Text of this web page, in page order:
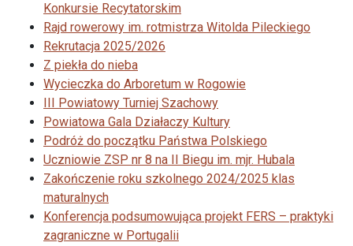
Konkursie Recytatorskim
Rajd rowerowy im. rotmistrza Witolda Pileckiego
Rekrutacja 2025/2026
Z piekła do nieba
Wycieczka do Arboretum w Rogowie
III Powiatowy Turniej Szachowy
Powiatowa Gala Działaczy Kultury
Podróż do początku Państwa Polskiego
Uczniowie ZSP nr 8 na II Biegu im. mjr. Hubala
Zakończenie roku szkolnego 2024/2025 klas
maturalnych
Konferencja podsumowująca projekt FERS – praktyki
zagraniczne w Portugalii